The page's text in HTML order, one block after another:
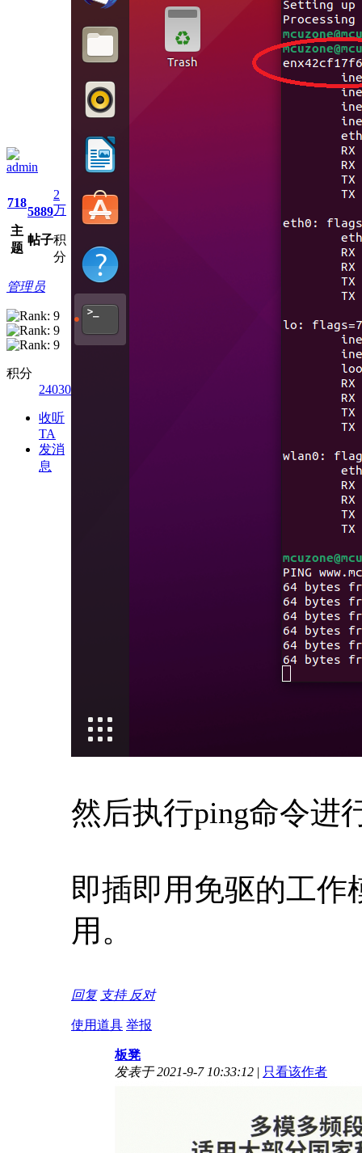
admin
718
主
题
5889
帖子
2
万
积
分
管理员
积分
24030
收听
TA
发消
息
然后执行ping命令进
即插即用免驱的工作
用。
回复 支持 反对
使用道具 举报
板凳
发表于 2021-9-7 10:33:12 | 只看该作者